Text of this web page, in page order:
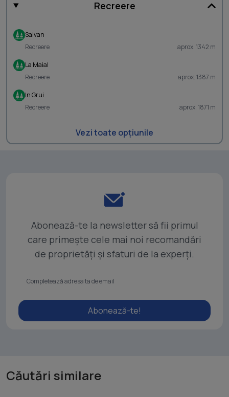
Recreere
Saivan
Recreere
aprox. 1342 m
La Maial
Recreere
aprox. 1387 m
In Grui
Recreere
aprox. 1871 m
Vezi toate opțiunile
Abonează-te la newsletter să fii primul
care primește cele mai noi recomandări
de proprietăți și sfaturi de la experți.
Abonează-te!
Căutări similare